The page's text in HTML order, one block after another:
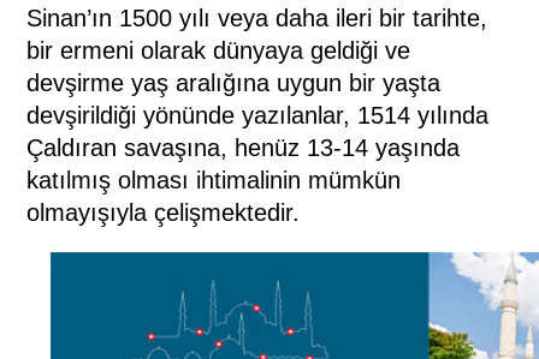
Sinan’ın 1500 yılı veya daha ileri bir tarihte,
bir ermeni olarak dünyaya geldiği ve
devşirme yaş aralığına uygun bir yaşta
devşirildiği yönünde yazılanlar, 1514 yılında
Çaldıran savaşına, henüz 13-14 yaşında
katılmış olması ihtimalinin mümkün
olmayışıyla çelişmektedir.